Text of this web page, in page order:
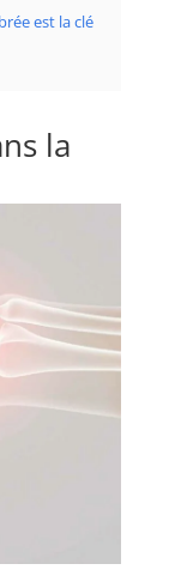
est la clé
la